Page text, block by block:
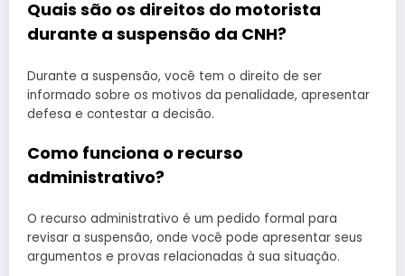
Quais são os direitos do motorista
durante a suspensão da CNH?
Durante a suspensão, você tem o direito de ser
informado sobre os motivos da penalidade, apresentar
defesa e contestar a decisão.
Como funciona o recurso
administrativo?
O recurso administrativo é um pedido formal para
revisar a suspensão, onde você pode apresentar seus
argumentos e provas relacionadas à sua situação.